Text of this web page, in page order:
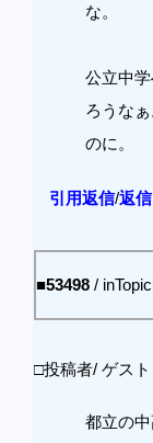
な。
公立中
ろうな
のに。
引用返信/返信
■53498 /
□投稿者/ ゲス
都立の